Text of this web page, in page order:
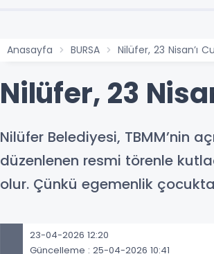
Anasayfa BURSA Nilüfer, 23 Nisan’ı
Nilüfer, 23
Nilüfer Belediyesi, TBMM’nin
düzenlenen resmi törenle
olur. Çünkü egemenlik
23-04-2026 12:20
Güncelleme : 25-04-2026 10:41